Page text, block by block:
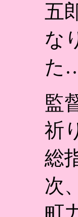
五
な
た
監
祈
総
次